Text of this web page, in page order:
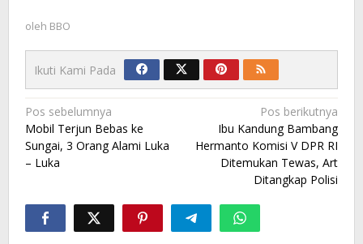
oleh BBO
Ikuti Kami Pada
Navigasi
pos
Pos sebelumnya
Mobil Terjun Bebas ke
Sungai, 3 Orang Alami Luka
– Luka
Pos berikutnya
Ibu Kandung Bambang
Hermanto Komisi V DPR RI
Ditemukan Tewas, Art
Ditangkap Polisi